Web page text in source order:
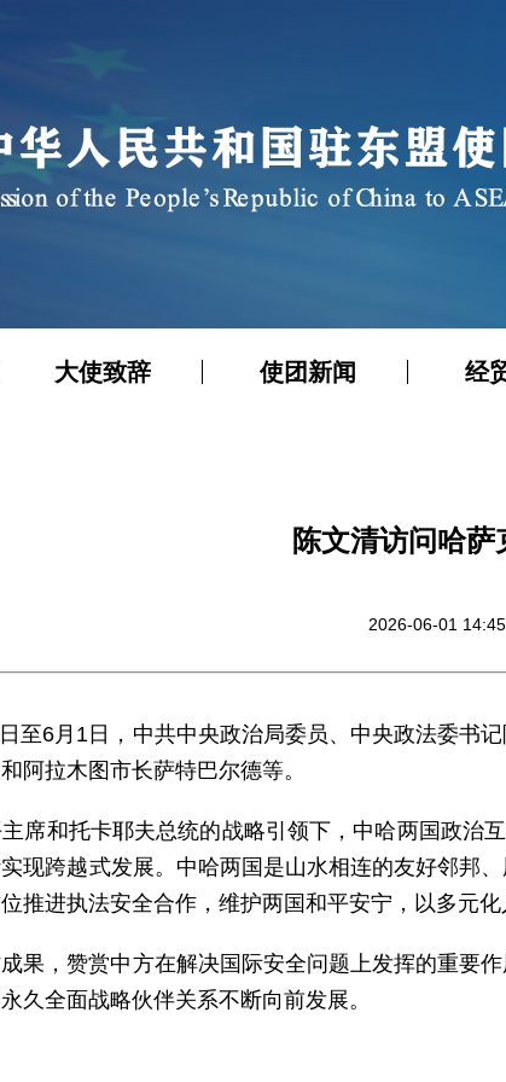
大使致辞 使团新闻 经
陈文清访问哈萨
2026-06-01 14:45
至6月1日，中共中央政治局委员、中央政法委书
阿拉木图市长萨特巴尔德等。
席和托卡耶夫总统的战略引领下，中哈两国政治
现跨越式发展。中哈两国是山水相连的友好邻邦
推进执法安全合作，维护两国和平安宁，以多元
果，赞赏中方在解决国际安全问题上发挥的重要
久全面战略伙伴关系不断向前发展。